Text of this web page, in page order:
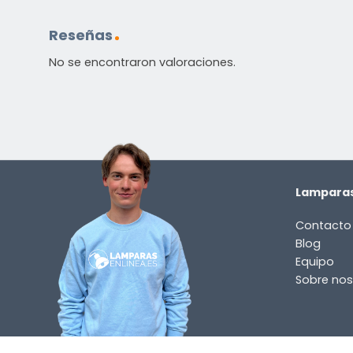
Reseñas
No se encontraron valoraciones.
Contacto
Blog
Equipo
Sobre